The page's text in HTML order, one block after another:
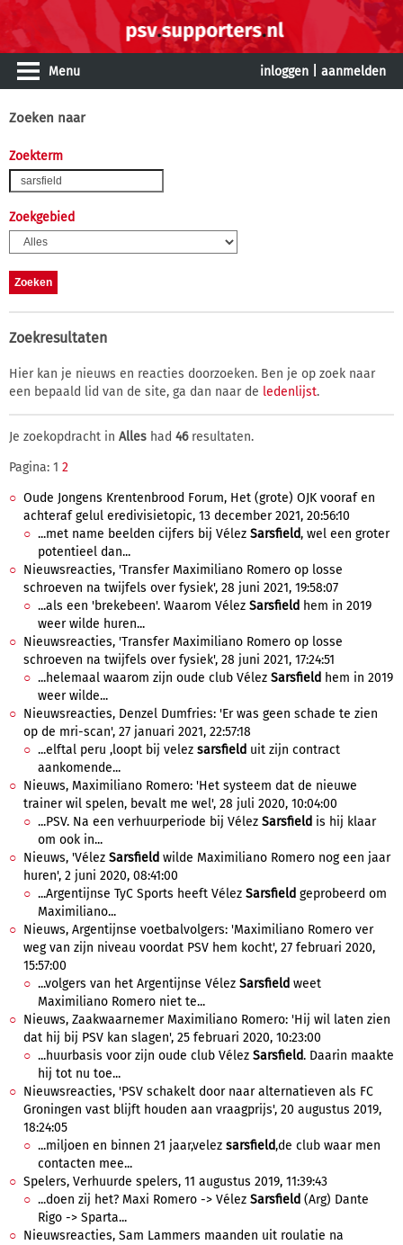
Menu inloggen aanmelden
Zoeken naar
Zoekterm
Zoekgebied
Zoekresultaten
Hier kan je nieuws en reacties doorzoeken. Ben je op zoek naar
een bepaald lid van de site, ga dan naar de ledenlijst.
Je zoekopdracht in Alles had 46resultaten.
Pagina: 1 2
Oude Jongens Krentenbrood Forum, Het (grote) OJK vooraf en
achteraf gelul eredivisietopic, 13 december 2021, 20:56:10
...met name beelden cijfers bij Vélez Sarsfield, wel een groter
potentieel dan...
Nieuwsreacties, 'Transfer Maximiliano Romero op losse
schroeven na twijfels over fysiek', 28 juni 2021, 19:58:07
...als een 'brekebeen'. Waarom Vélez Sarsfield hem in 2019
weer wilde huren...
Nieuwsreacties, 'Transfer Maximiliano Romero op losse
schroeven na twijfels over fysiek', 28 juni 2021, 17:24:51
...helemaal waarom zijn oude club Vélez Sarsfield hem in 2019
weer wilde...
Nieuwsreacties, Denzel Dumfries: 'Er was geen schade te zien
op de mri-scan', 27 januari 2021, 22:57:18
...elftal peru ,loopt bij velez sarsfield uit zijn contract
aankomende...
Nieuws, Maximiliano Romero: 'Het systeem dat de nieuwe
trainer wil spelen, bevalt me wel', 28 juli 2020, 10:04:00
...PSV. Na een verhuurperiode bij Vélez Sarsfield is hij klaar
om ook in...
Nieuws, 'Vélez Sarsfield wilde Maximiliano Romero nog een jaar
huren', 2 juni 2020, 08:41:00
...Argentijnse TyC Sports heeft Vélez Sarsfield geprobeerd om
Maximiliano...
Nieuws, Argentijnse voetbalvolgers: 'Maximiliano Romero ver
weg van zijn niveau voordat PSV hem kocht', 27 februari 2020,
15:57:00
...volgers van het Argentijnse Vélez Sarsfield weet
Maximiliano Romero niet te...
Nieuws, Zaakwaarnemer Maximiliano Romero: 'Hij wil laten zien
dat hij bij PSV kan slagen', 25 februari 2020, 10:23:00
...huurbasis voor zijn oude club Vélez Sarsfield. Daarin maakte
hij tot nu toe...
Nieuwsreacties, 'PSV schakelt door naar alternatieven als FC
Groningen vast blijft houden aan vraagprijs', 20 augustus 2019,
18:24:05
...miljoen en binnen 21 jaar,velez sarsfield,de club waar men
contacten mee...
Spelers, Verhuurde spelers, 11 augustus 2019, 11:39:43
...doen zij het? Maxi Romero -> Vélez Sarsfield (Arg) Dante
Rigo -> Sparta...
Nieuwsreacties, Sam Lammers maanden uit roulatie na